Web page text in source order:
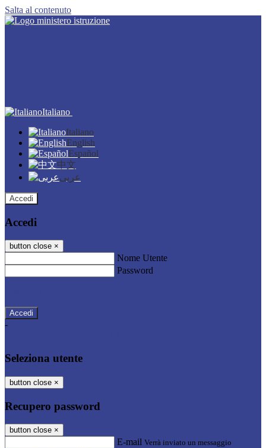
Salta al contenuto
Italiano
Italiano
English
Español
中文
عربى
Accedi
Accedi
button close ×
Nome Utente
Password
-
Seleziona utente
button close ×
Recupero password
button close ×
E-mail Verrà inviato un messaggio